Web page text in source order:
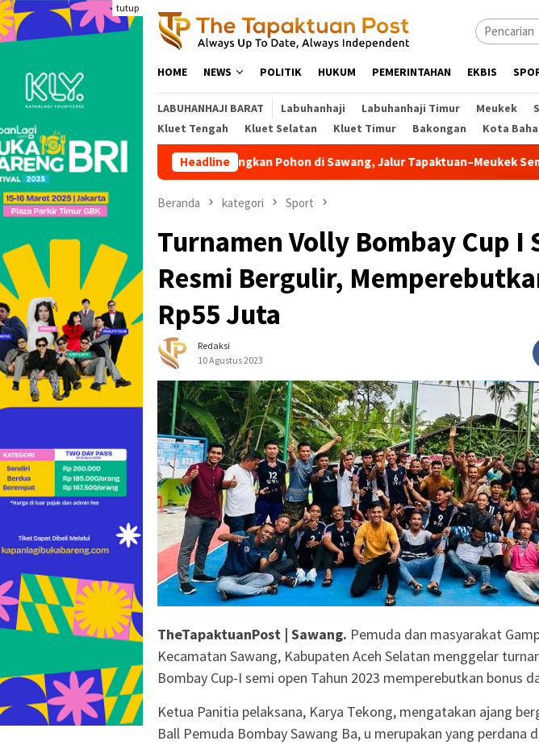
Loncat
ke
konten
tutup
HOME NEWS POLITIK HUKUM PEMERINTAHAN EKBIS
LABUHANHAJI BARAT Labuhanhaji Labuhanhaji Timur Meukek
Kluet Tengah
Kluet Selatan Kluet Timur Bakongan Kota
Headline
Kencang Tumbangkan Pohon di Sawang, Jalur Tapaktuan–Meukek Sempat Lumpuh
Beranda kategori Sport
Turnamen Volly Bombay Cup I
Resmi Bergulir,
Rp55 Juta
Redaksi
10 Agustus 2023
TheTapaktuanPost | Sawang. Pemuda dan masyarakat
Kecamatan Sawang, Kabupaten Aceh Selatan menggelar
Bombay Cup-I semi open Tahun 2023 memperebutkan bonus
Ketua Panitia pelaksana, Karya Tekong, mengatakan ajang
Ball Pemuda Bombay Sawang Ba, u merupakan yang perdana